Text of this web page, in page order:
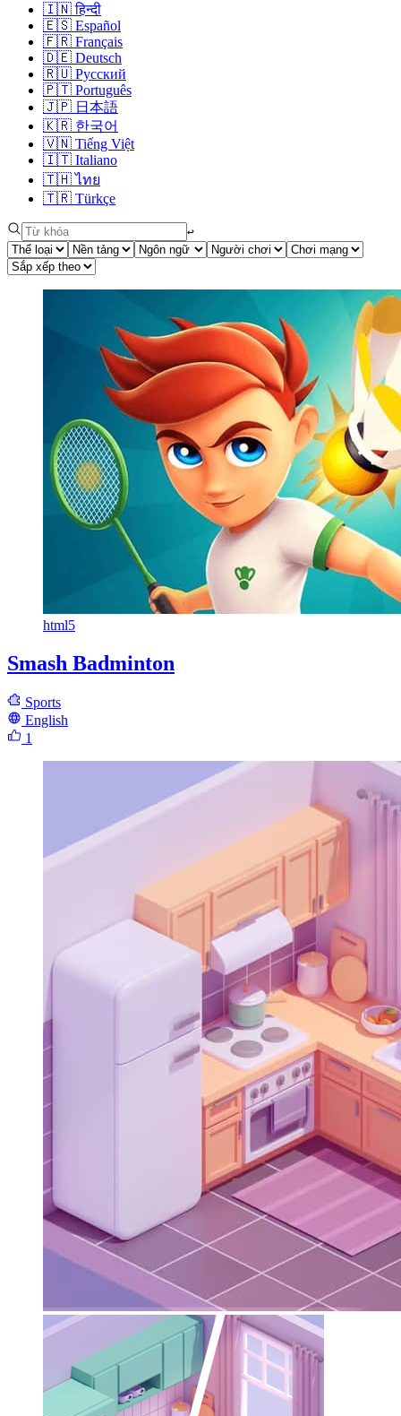
🇮🇳 हिन्दी
🇪🇸 Español
🇫🇷 Français
🇩🇪 Deutsch
🇷🇺 Русский
🇵🇹 Português
🇯🇵 日本語
🇰🇷 한국어
🇻🇳 Tiếng Việt
🇮🇹 Italiano
🇹🇭 ไทย
🇹🇷 Türkçe
↩︎
html5
Smash Badminton
Sports
English
1